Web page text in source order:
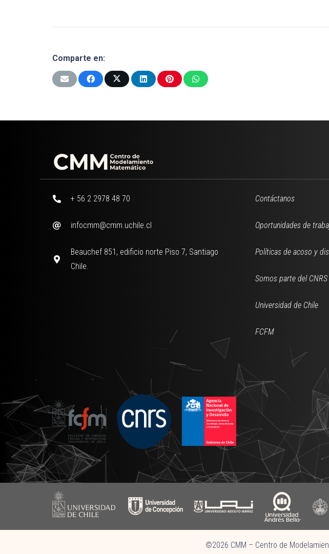
Comparte en:
+ 56 2 2978 48 70
infocmm@cmm.uchile.cl
Beauchef 851, edificio norte Piso 7, Santiago
Chile.
Contáctanos
Oportunidades de
Políticas de acoso y
Somos parte del CNRS
Universidad de Chile
FCFM
©2026 CMM – Centro de